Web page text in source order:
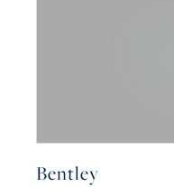
Bentley